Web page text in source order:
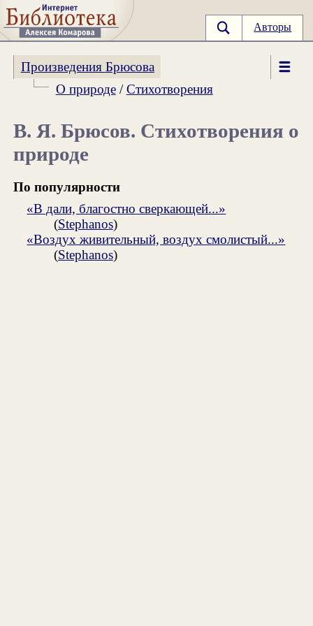
Авторы
Произведения Брюсова
О природе/Стихотворения
В. Я. Брюсов. Стихотворения о
природе
По популярности
«В дали, благостно сверкающей...»
(Stephanos)
«Воздух живительный, воздух смолистый...»
(Stephanos)